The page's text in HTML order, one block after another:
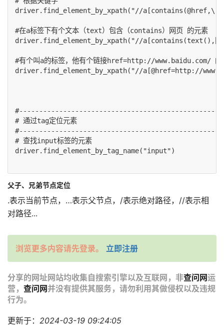
driver.find_element_by_xpath("//
#在a标签下有个文本（text）包含（contains）网页 的元素
driver.find_element_by_xpath("//a[contains(text(),
#有个叫a的标签，他有个链接href=http://www.baidu.com/ 的
driver.find_element_by_xpath("//a[@href=http://
# 通过tag定位元素
# 查找input标签的元素
driver.find_element_by_tag_name("input")
父子、兄弟节点定位
.表示当前节点，…表示父节点，/表示绝对路径，//表示相
对路径...
浏览更多内容请先登录。 立即注册
分享的网址网站均收集自搜索引擎以及互联网，非查问网运
营， 查问网并没有提供其服务，请勿利用其做侵权以及违规
行为。
更新于： 2024-03-19 09:24:05